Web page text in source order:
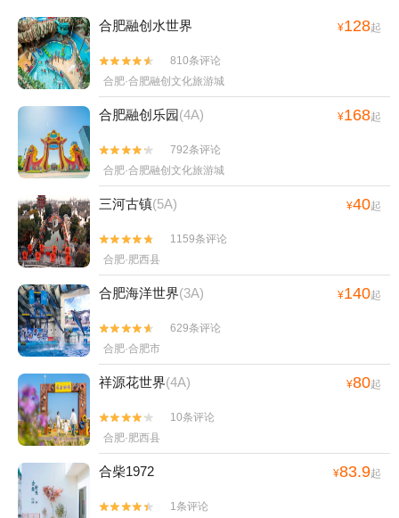
合肥融创水世界 ¥128起


810条评论
合肥·合肥融创文化旅游城
合肥融创乐园(4A) ¥168起


792条评论
合肥·合肥融创文化旅游城
三河古镇(5A) ¥40起


1159条评论
合肥·肥西县
合肥海洋世界(3A) ¥140起


629条评论
合肥·合肥市
祥源花世界(4A) ¥80起


10条评论
合肥·肥西县
合柴1972 ¥83.9起

 1条评论